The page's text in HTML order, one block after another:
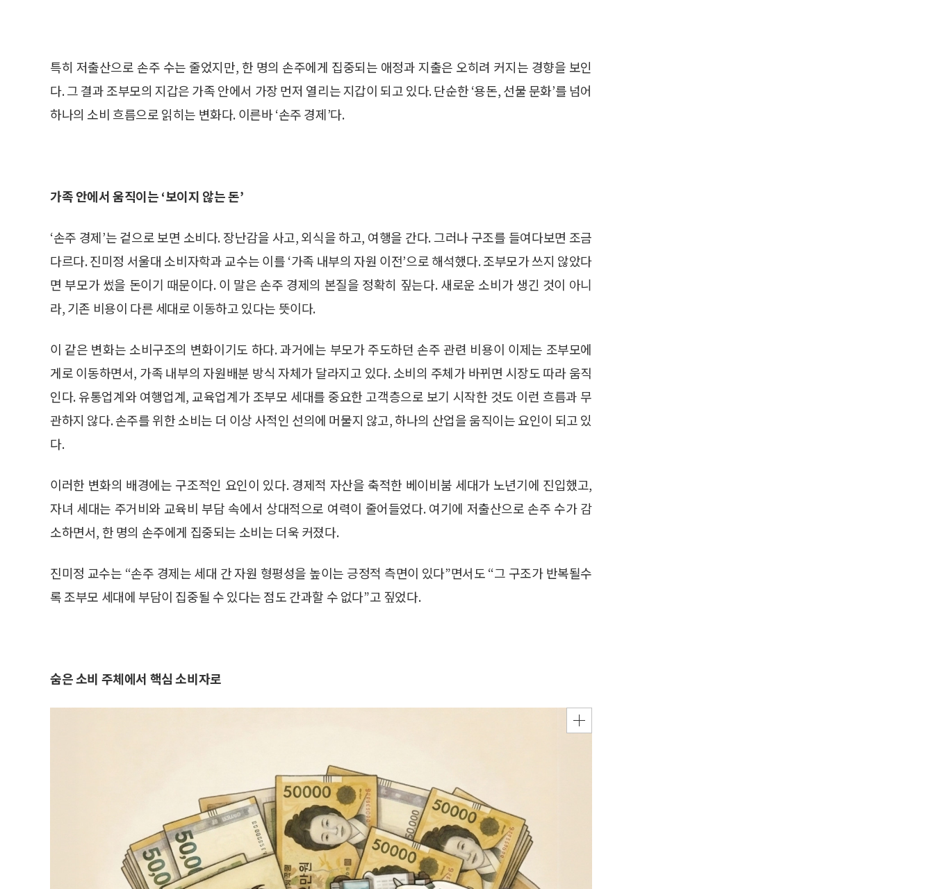
특히 저출산으로 손주 수는 줄었지만, 한 명의 손주에게 집중되는 애정과 지출은 오히려 커지는 경향을 보인
다. 그 결과 조부모의 지갑은 가족 안에서 가장 먼저 열리는 지갑이 되고 있다. 단순한 ‘용돈, 선물 문화’를 넘어
하나의 소비 흐름으로 읽히는 변화다. 이른바 ‘손주 경제’다.
가족 안에서 움직이는 ‘보이지 않는 돈’
‘손주 경제’는 겉으로 보면 소비다. 장난감을 사고, 외식을 하고, 여행을 간다. 그러나 구조를 들여다보면 조금
다르다. 진미정 서울대 소비자학과 교수는 이를 ‘가족 내부의 자원 이전’으로 해석했다. 조부모가 쓰지 않았다
면 부모가 썼을 돈이기 때문이다. 이 말은 손주 경제의 본질을 정확히 짚는다. 새로운 소비가 생긴 것이 아니
라, 기존 비용이 다른 세대로 이동하고 있다는 뜻이다.
이 같은 변화는 소비구조의 변화이기도 하다. 과거에는 부모가 주도하던 손주 관련 비용이 이제는 조부모에
게로 이동하면서, 가족 내부의 자원배분 방식 자체가 달라지고 있다. 소비의 주체가 바뀌면 시장도 따라 움직
인다. 유통업계와 여행업계, 교육업계가 조부모 세대를 중요한 고객층으로 보기 시작한 것도 이런 흐름과 무
관하지 않다. 손주를 위한 소비는 더 이상 사적인 선의에 머물지 않고, 하나의 산업을 움직이는 요인이 되고 있
다.
이러한 변화의 배경에는 구조적인 요인이 있다. 경제적 자산을 축적한 베이비붐 세대가 노년기에 진입했고,
자녀 세대는 주거비와 교육비 부담 속에서 상대적으로 여력이 줄어들었다. 여기에 저출산으로 손주 수가 감
소하면서, 한 명의 손주에게 집중되는 소비는 더욱 커졌다.
진미정 교수는 “손주 경제는 세대 간 자원 형평성을 높이는 긍정적 측면이 있다”면서도 “그 구조가 반복될수
록 조부모 세대에 부담이 집중될 수 있다는 점도 간과할 수 없다”고 짚었다.
숨은 소비 주체에서 핵심 소비자로